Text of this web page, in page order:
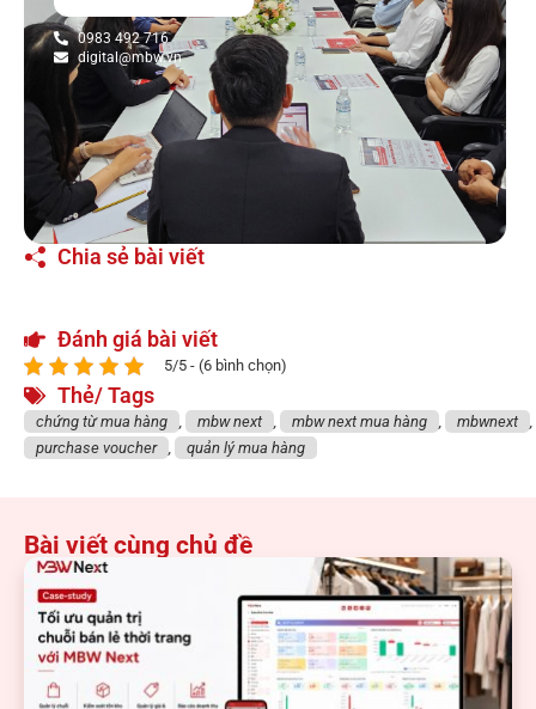
0983 492 716
digital@mbw.vn
Chia sẻ bài viết
Đánh giá bài viết
5/5 - (6 bình chọn)
Thẻ/ Tags
chứng từ mua hàng mbw next mbw next mua hàng mbwnext
purchase voucher
quản lý mua hàng
Bài viết cùng chủ đề